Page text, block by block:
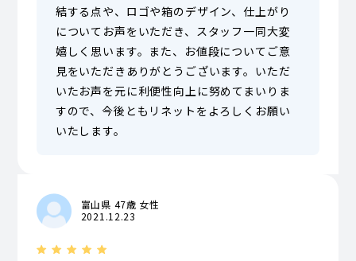
結する点や、ロゴや箱のデザイン、仕上がり
についてお声をいただき、スタッフ一同大変
嬉しく思います。また、お値段についてご意
見をいただきありがとうございます。いただ
いたお声を元に利便性向上に努めてまいりま
すので、今後ともリネットをよろしくお願い
いたします。
富山県 47歳 女性
2021.12.23